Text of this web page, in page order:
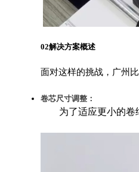
02解决方案概述
面对这样的挑战，广州
卷芯尺寸调整：
为了适应更小的